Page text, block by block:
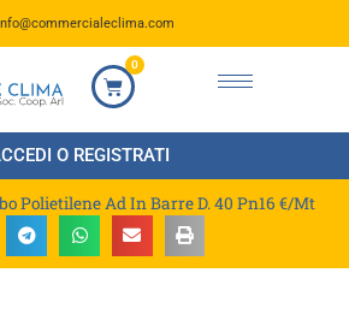
0
O REGISTRATI
Polietilene Ad In Barre D. 40 Pn16 €/Mt